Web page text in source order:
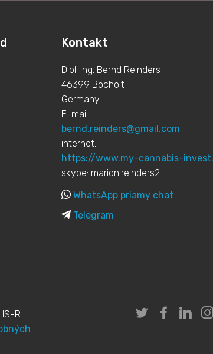
Kontakt
Dipl. Ing. Bernd Reinders
46399 Bocholt
Germany
E-mail
bernd.reinders@gmail.com
internet:
https://www.my-cannabis-
skype: marion.reinders2
WhatsApp priamy chat
Telegram
R